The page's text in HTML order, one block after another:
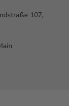
107,